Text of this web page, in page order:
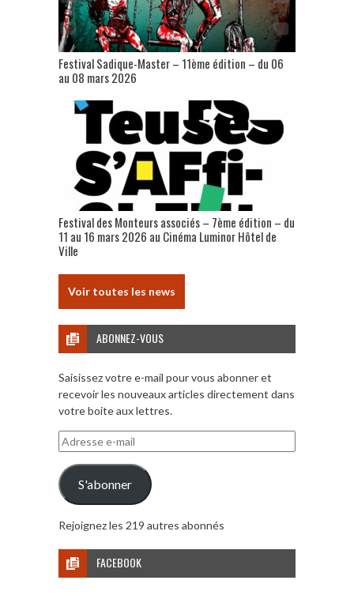
Festival Sadique-Master – 11ème édition – du 06
au 08 mars 2026
Festival des Monteurs associés – 7ème édition – du
11 au 16 mars 2026 au Cinéma Luminor Hôtel de
Ville
Voir toutes les news
ABONNEZ-VOUS
Saisissez votre e-mail pour vous abonner et
recevoir les nouveaux articles directement dans
votre boite aux lettres.
Adresse
e-
mail
S'abonner
Rejoignez les 219 autres abonnés
FACEBOOK